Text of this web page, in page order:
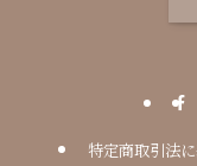
特定商取引法